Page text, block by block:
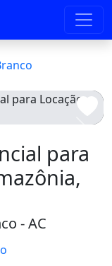
para
- AC